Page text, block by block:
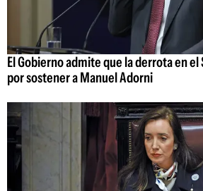
El Gobierno admite que la derrota en
por sostener a Manuel Adorni